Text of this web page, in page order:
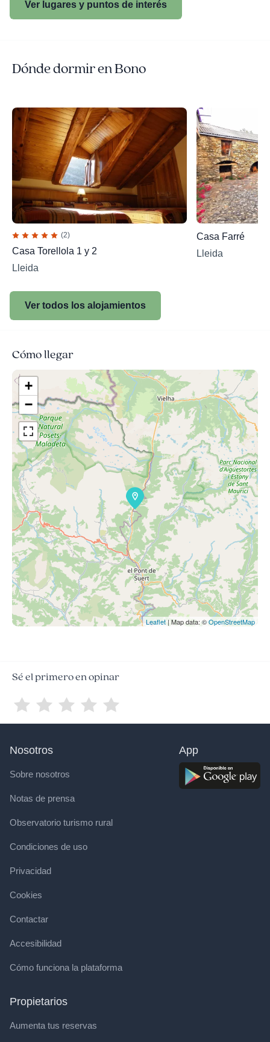
Ver lugares y puntos de interés
Dónde dormir en Bono
(2)
Casa Torellola 1 y 2
Lleida
Casa Farré
Lleida
Ver todos los alojamientos
Cómo llegar
+
−
Leaflet | Map data: ©OpenStreetMap
Sé el primero en opinar
Nosotros
Sobre nosotros
Notas de prensa
Observatorio turismo rural
Condiciones de uso
Privacidad
Cookies
Contactar
Accesibilidad
Cómo funciona la plataforma
Propietarios
Aumenta tus reservas
App